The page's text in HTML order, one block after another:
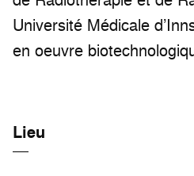
Université Médicale
en oeuvre
Lieu